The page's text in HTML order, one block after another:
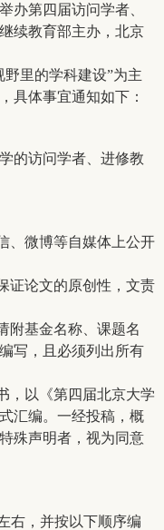
办第四届访问学者、
续教育部主办，北京
里的学科建设”为主
具体事宜通知如下：
的访问学者、进修教
、微博等自媒体上公开
证论文的原创性，文责
附基金名称、课题名
写，且必须列出所有
，以《第四届北京大学
汇编。一经投稿，概
殊声明者，视为同意
右，并按以下顺序编